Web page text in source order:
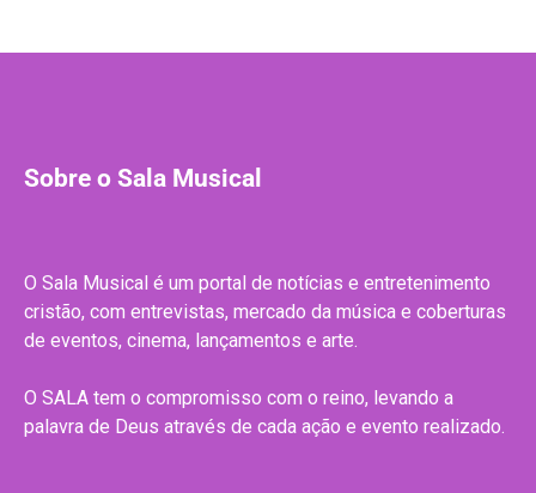
Sobre o Sala Musical
O Sala Musical é um portal de notícias e entretenimento
cristão, com entrevistas, mercado da música e coberturas
de eventos, cinema, lançamentos e arte.
O SALA tem o compromisso com o reino, levando a
palavra de Deus através de cada ação e evento realizado.